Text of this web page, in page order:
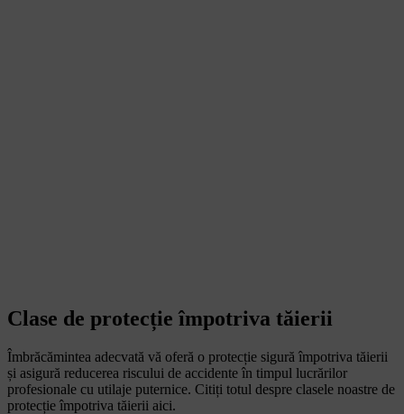
Clase de protecție împotriva tăierii
Îmbrăcămintea adecvată vă oferă o protecție sigură împotriva tăierii
și asigură reducerea riscului de accidente în timpul lucrărilor
profesionale cu utilaje puternice. Citiți totul despre clasele noastre de
protecție împotriva tăierii aici.